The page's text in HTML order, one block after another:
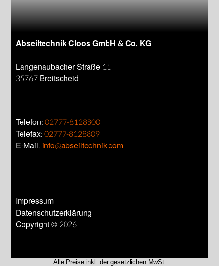
Abseiltechnik Cloos GmbH & Co. KG
Langenaubacher Straße 11
35767 Breitscheid
Telefon:02777-8128800
Telefax:02777-8128809
E-Mail: info@abseiltechnik.com
Impressum
Datenschutzerklärung
Copyright © 2026
Alle Preise inkl. der gesetzlichen MwSt.